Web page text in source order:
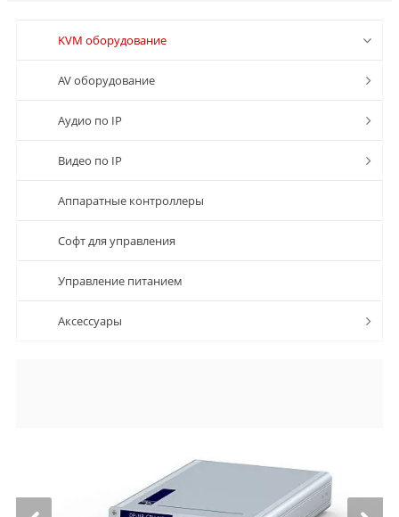
KVM оборудование
AV оборудование
Аудио по IP
Видео по IP
Аппаратные контроллеры
Софт для управления
Управление питанием
Аксессуары